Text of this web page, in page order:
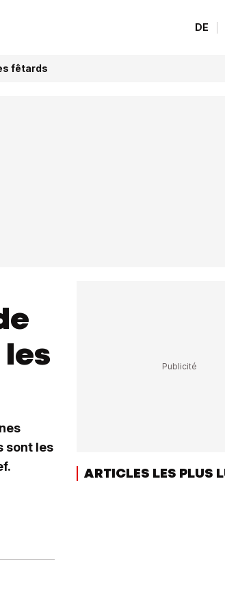
DE
fêtards
sont les
ARTICLES LES PLUS